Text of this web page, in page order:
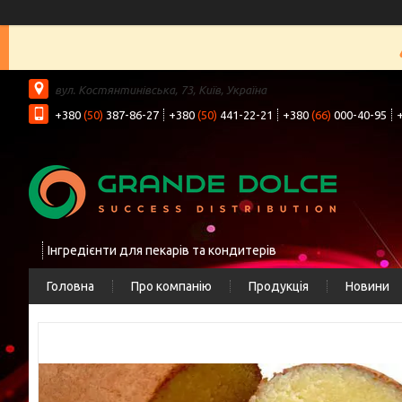
вул. Костянтинівська, 73, Київ, Україна
+380 (50) 387-86-27 +380 (50) 441-22-21 +380 (66) 000-40-95
Інгредієнти для пекарів та кондитерів
Головна Про компанію Продукція Новини